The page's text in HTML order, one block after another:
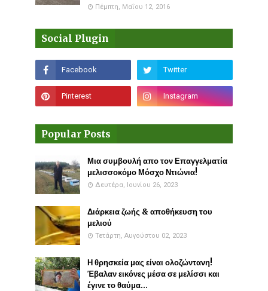
Πέμπτη, Μαΐου 12, 2016
Social Plugin
Popular Posts
Μια συμβουλή απο τον Επαγγελματία
μελισσοκόμο Μόσχο Ντιώνια!
Δευτέρα, Ιουνίου 26, 2023
Διάρκεια ζωής & αποθήκευση του
μελιού
Τετάρτη, Αυγούστου 02, 2023
Η θρησκεία μας είναι ολοζώντανη!
Έβαλαν εικόνες μέσα σε μελίσσι και
έγινε το θαύμα...